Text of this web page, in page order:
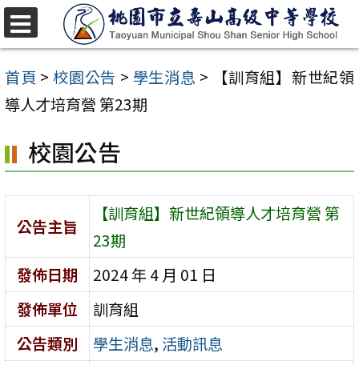
跳
至
主
要
容
區
首頁 > 校園公告 > 學生消息 >
【訓育組】新世紀領
導人才培育營 第23期
校園公告
公告主旨
【訓育組】新世紀領導人才培育營 第
23期
發佈日期
2024 年 4 月 01 日
發佈單位
訓育組
公告類別
學生消息, 活動訊息
選
單